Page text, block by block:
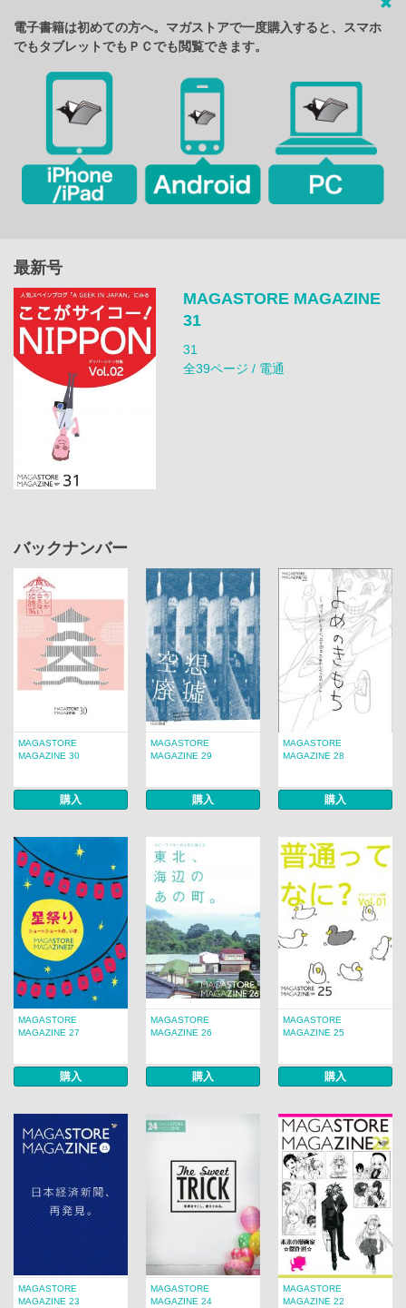
電子書籍は初めての方へ。マガストアで一度購入すると、スマホ
でもタブレットでもＰＣでも閲覧できます。
最新号
MAGASTORE MAGAZINE
31
31
全39ページ / 電通
バックナンバー
MAGASTORE
MAGAZINE 30
購入
MAGASTORE
MAGAZINE 29
購入
MAGASTORE
MAGAZINE 28
購入
MAGASTORE
MAGAZINE 27
購入
MAGASTORE
MAGAZINE 26
購入
MAGASTORE
MAGAZINE 25
購入
MAGASTORE
MAGAZINE 23
MAGASTORE
MAGAZINE 24
MAGASTORE
MAGAZINE 22